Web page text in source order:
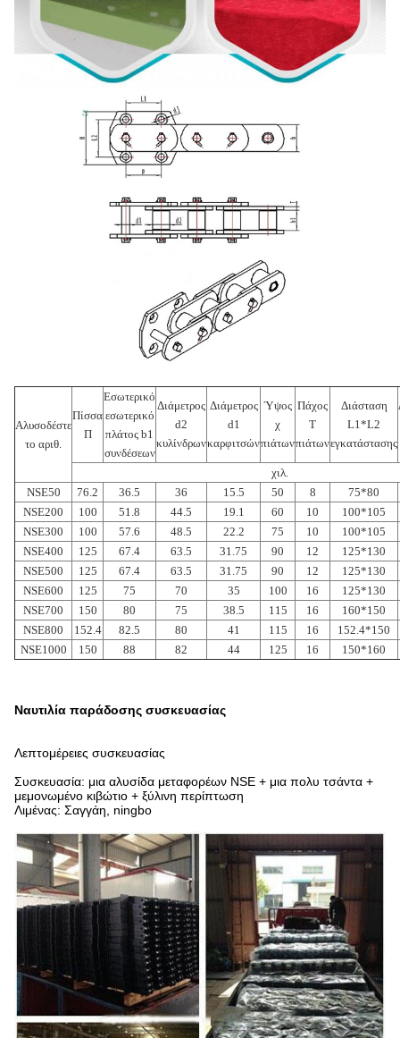
Αλυσοδέστε
το αριθ.
Πίσσα
Π
Εσωτερικό
εσωτερικό
πλάτος b1
συνδέσεων
Διάμετρος
d2
κυλίνδρων
Διάμετρος
d1
καρφιτσών
Ύψος
χ
πιάτων
Πάχος
Τ
πιάτων
Διάσταση
L1*L2
εγκατάστασης
χιλ.
NSE50
76.2 36.5 36 15.5 50 8
75*80
NSE200
100 51.8 44.5 19.1 60 10
100*105
NSE300
100 57.6 48.5 22.2 75 10
100*105
NSE400
125 67.4 63.5 31.75 90 12
125*130
NSE500
125 67.4 63.5 31.75 90 12
125*130
NSE600
125 75 70 35 100 16
125*130
NSE700
150 80 75 38.5 115 16
160*150
NSE800
152.4 82.5 80 41 115 16
152.4*150
NSE1000
150 88 82 44 125 16 150*160
Ναυτιλία παράδοσης συσκευασίας
Λεπτομέρειες συσκευασίας
Συσκευασία: μια αλυσίδα μεταφορέων NSE + μια πολυ τσάντα +
μεμονωμένο κιβώτιο + ξύλινη περίπτωση
Λιμένας: Σαγγάη, ningbo